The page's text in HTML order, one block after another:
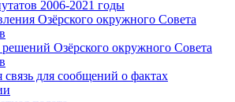
2006-2021 годы
Озёрского окружного Совета
Озёрского окружного Совета
связь для сообщений о фактах